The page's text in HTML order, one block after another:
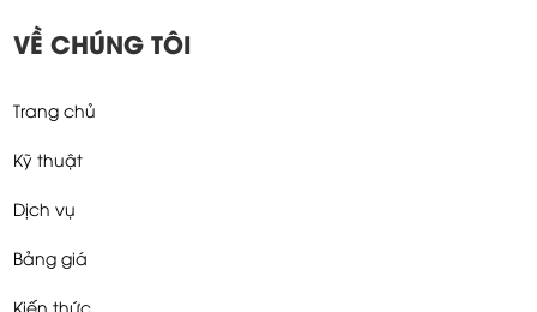
VỀ CHÚNG TÔI
Trang chủ
Kỹ thuật
Dịch vụ
Bảng giá
Kiến thức